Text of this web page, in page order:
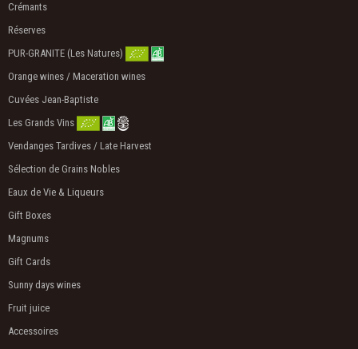
Crémants
Réserves
PUR-GRANITE (Les Natures)
Orange wines / Maceration wines
Cuvées Jean-Baptiste
Les Grands Vins
Vendanges Tardives / Late Harvest
Sélection de Grains Nobles
Eaux de Vie & Liqueurs
Gift Boxes
Magnums
Gift Cards
Sunny days wines
Fruit juice
Accessoires